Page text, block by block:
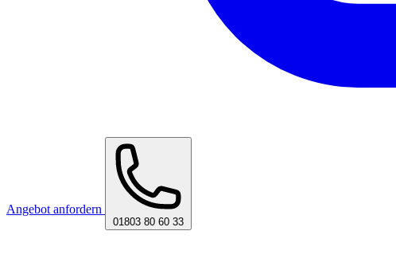
Angebot anfordern
01803 80 60 33